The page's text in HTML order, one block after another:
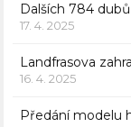
Dalších 784
17. 4. 2025
Landfrasova
16. 4. 2025
Předání modelu